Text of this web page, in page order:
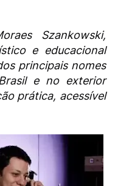
Szankowski,
e educacional
principais nomes
e no exterior
prática, acessível